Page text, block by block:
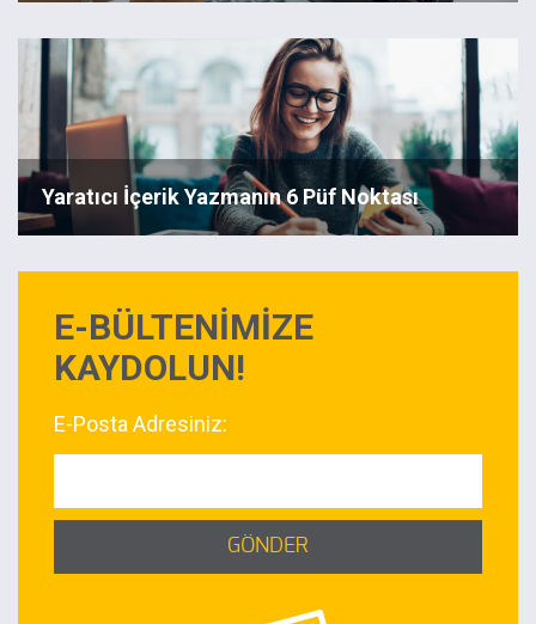
Yaratıcı İçerik Yazmanın 6 Püf Noktası
E-BÜLTENİMİZE
KAYDOLUN!
E-Posta Adresiniz:
GÖNDER